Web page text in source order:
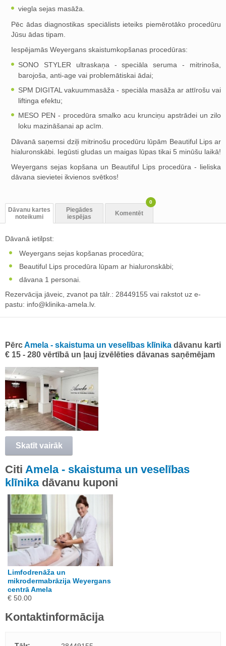
viegla sejas masāža.
Pēc ādas diagnostikas speciālists ieteiks piemērotāko procedūru
Jūsu ādas tipam.
Iespējamās Weyergans skaistumkopšanas procedūras:
SONO STYLER ultraskaņa - speciāla seruma - mitrinoša,
barojoša, anti-age vai problemātiskai ādai;
SPM DIGITAL vakuummasāža - speciāla masāža ar attīrošu vai
liftinga efektu;
MESO PEN - procedūra smalko acu krunciņu apstrādei un zilo
loku mazināšanai ap acīm.
Dāvanā saņemsi dziļi mitrinošu procedūru lūpām Beautiful Lips ar
hialuronskābi. Iegūsti gludas un maigas lūpas tikai 5 minūšu laikā!
Weyergans sejas kopšana un Beautiful Lips procedūra - lieliska
dāvana sievietei ikvienos svētkos!
Dāvanu kartes
noteikumi
Piegādes
iespējas
Komentēt
0
Dāvanā ietilpst:
Weyergans sejas kopšanas procedūra;
Beautiful Lips procedūra lūpam ar hialuronskābi;
dāvana 1 personai.
Rezervācija jāveic, zvanot pa tālr.: 28449155 vai rakstot uz e-
pastu: info@klinika-amela.lv.
PērcAmela - skaistuma un veselības klīnika dāvanu karti
€ 15 - 280 vērtībā un ļauj izvēlēties dāvanas saņēmējam
Skatīt vairāk
Citi Amela - skaistuma un veselības
klīnikadāvanu kuponi
Limfodrenāža un
mikrodermabrāzija Weyergans
centrā Amela
€ 50.00
Kontaktinformācija